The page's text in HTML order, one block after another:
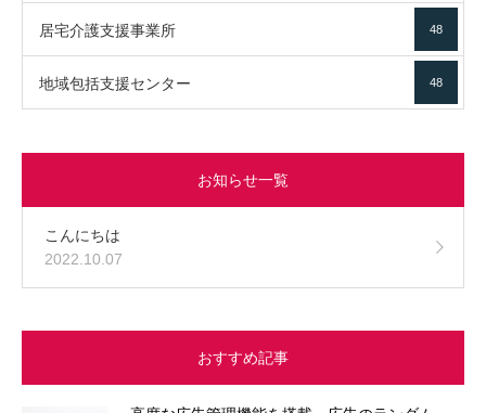
居宅介護支援事業所 48
地域包括支援センター 48
お知らせ一覧
こんにちは
2022.10.07
おすすめ記事